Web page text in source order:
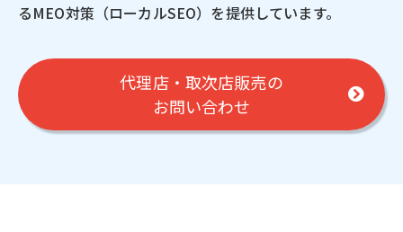
るMEO対策（ローカルSEO）を提供しています。
代理店・取次店販売の
お問い合わせ